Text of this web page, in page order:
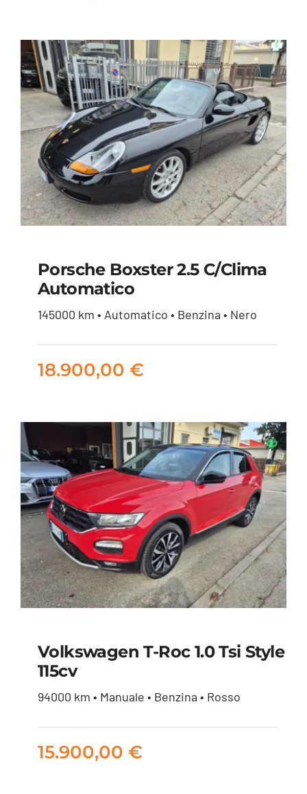
Porsche Boxster 2.5
18.900,00
Porsche Boxster 2.5 C/clima
Automatico
145000 km • Automatico • Benzina • Nero
18.900,00 €
Volkswagen T-Roc 1.0
15.900,00
Volkswagen T-Roc 1.0 Tsi Style
115cv
94000 km • Manuale • Benzina • Rosso
15.900,00 €